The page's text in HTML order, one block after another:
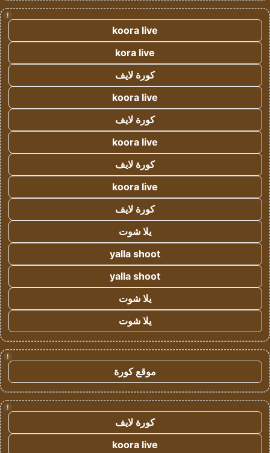
!
koora live
kora live
كورة لايف
koora live
كورة لايف
koora live
كورة لايف
koora live
كورة لايف
يلا شوت
yalla shoot
yalla shoot
يلا شوت
يلا شوت
!
موقع كورة
!
كورة لايف
koora live